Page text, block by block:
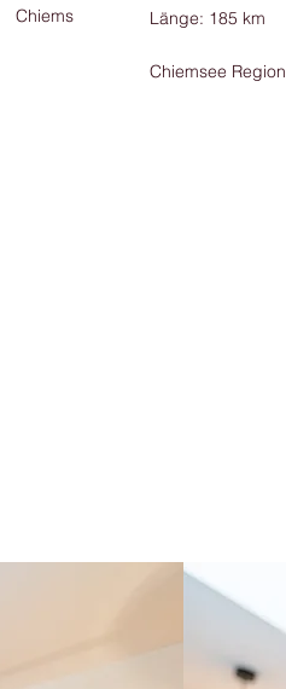
Chiemsee RegionLänge: 185 km
Chiemsee Region